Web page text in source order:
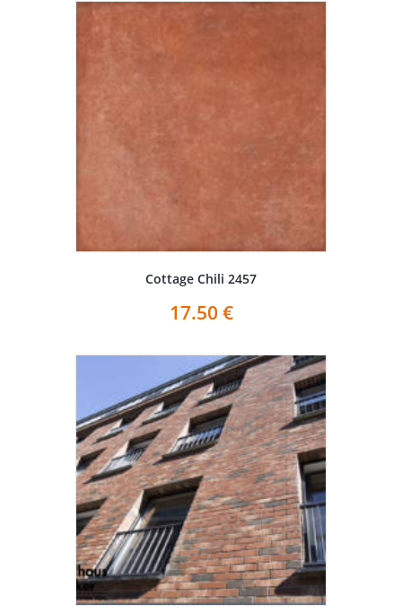
Cottage Chili 2457
17.50 €